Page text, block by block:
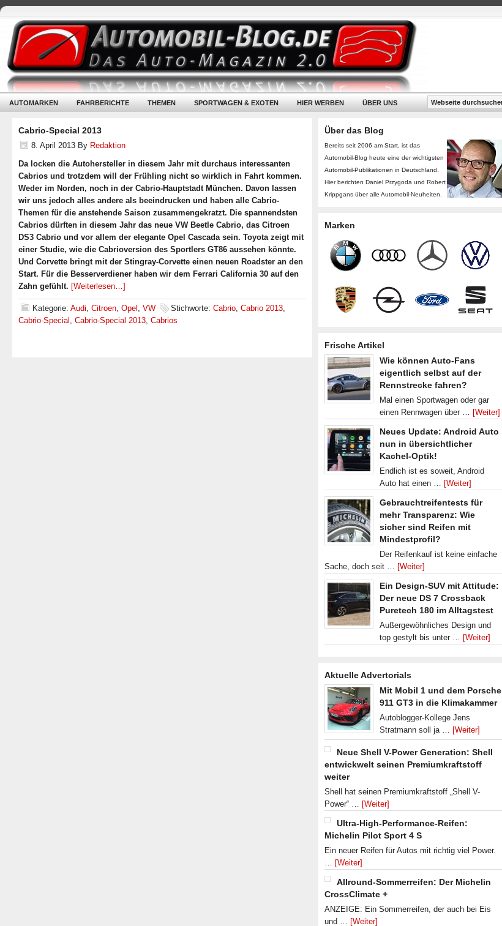
AUTOMARKEN FAHRBERICHTE THEMEN SPORTWAGEN & EXOTEN HIER WERBEN ÜBER UNS
Cabrio-Special 2013
8. April 2013 By Redaktion
Da locken die Autohersteller in diesem Jahr mit durchaus interessanten
Cabrios und trotzdem will der Frühling nicht so wirklich in Fahrt kommen.
Weder im Norden, noch in der Cabrio-Hauptstadt München. Davon lassen
wir uns jedoch alles andere als beeindrucken und haben alle Cabrio-
Themen für die anstehende Saison zusammengekratzt. Die spannendsten
Cabrios dürften in diesem Jahr das neue VW Beetle Cabrio, das Citroen
DS3 Cabrio und vor allem der elegante Opel Cascada sein. Toyota zeigt mit
einer Studie, wie die Cabrioversion des Sportlers GT86 aussehen könnte.
Und Corvette bringt mit der Stingray-Corvette einen neuen Roadster an den
Start. Für die Besserverdiener haben wir dem Ferrari California 30 auf den
Zahn gefühlt. [Weiterlesen…]
Kategorie: Audi, Citroen, Opel , VW Stichworte: Cabrio, Cabrio 2013,
Cabrio-Special , Cabrio-Special 2013, Cabrios
Über das Blog
Bereits seit 2006 am Start, ist das
Automobil-Blog heute eine der wichtigsten
Automobil-Publikationen in Deutschland.
Hier berichten Daniel Przygoda und Robert
Krippgans über alle Automobil-Neuheiten.
Marken
Frische Artikel
Wie können Auto-Fans
eigentlich selbst auf der
Rennstrecke fahren?
Mal einen Sportwagen oder gar
einen Rennwagen über … [Weiter]
Neues Update: Android Auto
nun in übersichtlicher
Kachel-Optik!
Endlich ist es soweit, Android
Auto hat einen … [Weiter]
Gebrauchtreifentests für
mehr Transparenz: Wie
sicher sind Reifen mit
Mindestprofil?
Der Reifenkauf ist keine einfache
Sache, doch seit … [Weiter]
Ein Design-SUV mit Attitude:
Der neue DS 7 Crossback
Puretech 180 im Alltagstest
Außergewöhnliches Design und
top gestylt bis unter … [Weiter]
Aktuelle Advertorials
Mit Mobil 1 und dem Porsche
911 GT3 in die Klimakammer
Autoblogger-Kollege Jens
Stratmann soll ja … [Weiter]
Neue Shell V-Power Generation: Shell
entwickwelt seinen Premiumkraftstoff
weiter
Shell hat seinen Premiumkraftstoff „Shell V-
Power“ … [Weiter]
Ultra-High-Performance-Reifen:
Michelin Pilot Sport 4 S
Ein neuer Reifen für Autos mit richtig viel Power.
… [Weiter]
Allround-Sommerreifen: Der Michelin
CrossClimate +
ANZEIGE: Ein Sommerreifen, der auch bei Eis
und … [Weiter]